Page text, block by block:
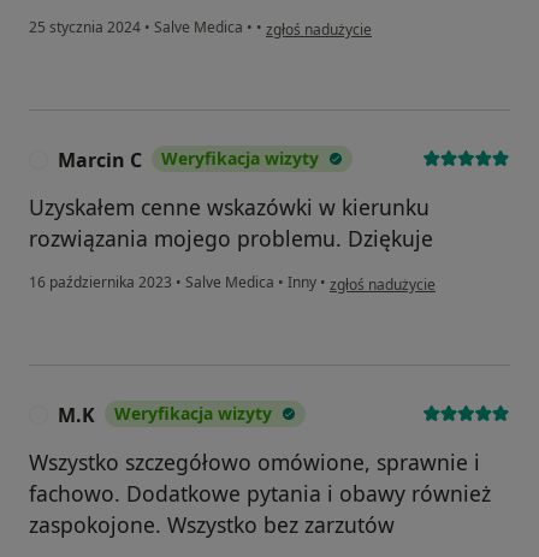
25 stycznia 2024 • Salve Medica • • w opinii użytkownika Czarek
zgłoś nadużycie
Marcin C Weryfikacja wizyty
Uzyskałem cenne wskazówki w kierunku
rozwiązania mojego problemu. Dziękuje
16 października 2023 • Salve Medica • Inny • w opinii użytkownika Marcin C
zgłoś nadużycie
M.K Weryfikacja wizyty
Wszystko szczegółowo omówione, sprawnie i
fachowo. Dodatkowe pytania i obawy również
zaspokojone. Wszystko bez zarzutów